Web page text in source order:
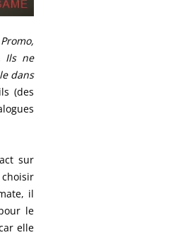
Ils ne
dans
(des
sur
choisir
il
le
elle